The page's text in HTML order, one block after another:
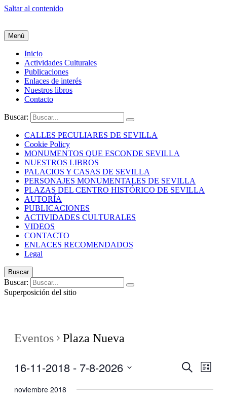
Saltar al contenido
Menú
Inicio
Actividades Culturales
Publicaciones
Enlaces de interés
Nuestros libros
Contacto
Buscar:
CALLES PECULIARES DE SEVILLA
Cookie Policy
MONUMENTOS QUE ESCONDE SEVILLA
NUESTROS LIBROS
PALACIOS Y CASAS DE SEVILLA
PERSONAJES MONUMENTALES DE SEVILLA
PLAZAS DEL CENTRO HISTÓRICO DE SEVILLA
AUTORÍA
PUBLICACIONES
ACTIVIDADES CULTURALES
VIDEOS
CONTACTO
ENLACES RECOMENDADOS
Legal
Buscar
Buscar:
Superposición del sitio
Eventos Plaza Nueva
búsqueda
Buscar
vistas
Lista
16-11-2018 - 7-8-2026
fecha.
noviembre 2018